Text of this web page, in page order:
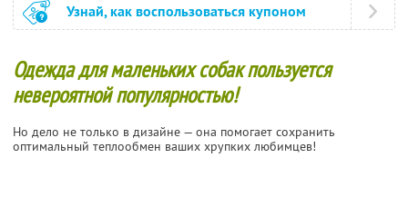
Узнай, как воспользоваться купоном
Одежда для маленьких собак пользуется
невероятной популярностью!
Но дело не только в дизайне — она помогает сохранить
оптимальный теплообмен ваших хрупких любимцев!